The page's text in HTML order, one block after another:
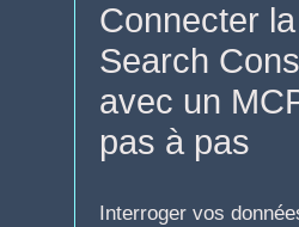
Connecter
Search
avec un
pas à pas
Interroger vos